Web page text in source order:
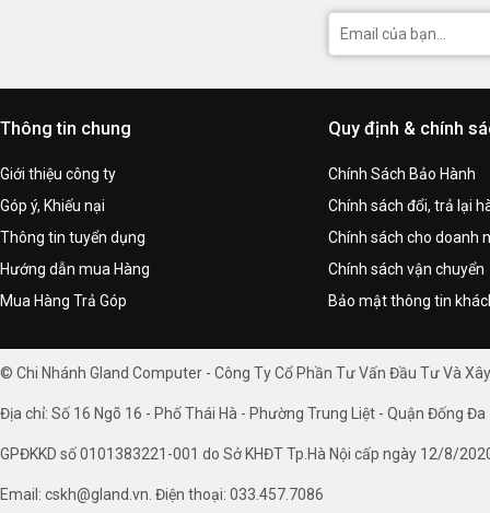
Thông tin chung
Giới thiệu công ty
Góp ý, Khiếu nại
Thông tin tuyển dụng
Hướng dẫn mua Hàng
Mua Hàng Trả Góp
Quy định & chính
Chính Sách Bảo Hành
Chính sách đổi, trả lại
Chính sách cho doanh
Chính sách vận chuyển
Bảo mật thông tin
© Chi Nhánh Gland Computer - Công Ty Cổ Phần Tư Vấn Đầu Tư Và
Địa chỉ: Số 16 Ngõ 16 - Phố Thái Hà - Phường Trung Liệt - Quận Đống Đa
GPĐKKD số 0101383221-001 do Sở KHĐT Tp.Hà Nội cấp ngày 12/8/
Email: cskh@gland.vn. Điện thoại: 033.457.7086